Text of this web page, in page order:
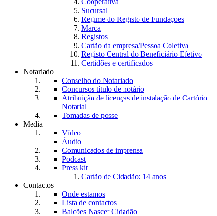
Cooperativa
Sucursal
Regime do Registo de Fundações
Marca
Registos
Cartão da empresa/Pessoa Coletiva
Registo Central do Beneficiário Efetivo
Certidões e certificados
Notariado
Conselho do Notariado
Concursos título de notário
Atribuição de licenças de instalação de Cartório
Notarial
Tomadas de posse
Media
Vídeo
Áudio
Comunicados de imprensa
Podcast
Press kit
Cartão de Cidadão: 14 anos
Contactos
Onde estamos
Lista de contactos
Balcões Nascer Cidadão